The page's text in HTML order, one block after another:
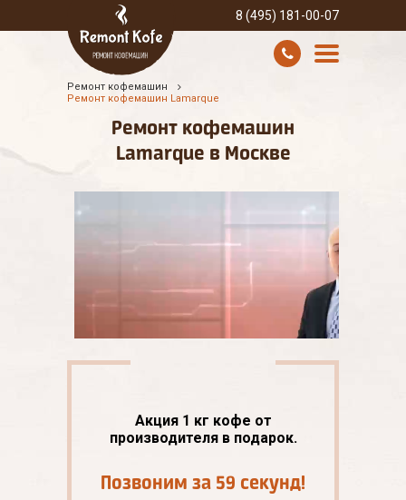
8 (495) 181-00-07
УСЛУГИ И ЦЕНЫ
Ремонт кофемашин
Ремонт кофемашин Lamarque
Ремонт кофемашин
Lamarque в Москве
Акция 1 кг кофе от
производителя в подарок.
Позвоним за 59 секунд!